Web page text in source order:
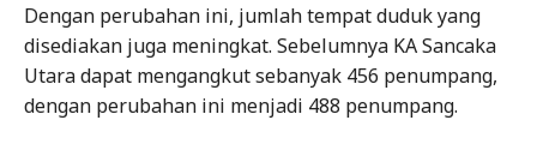
Dengan perubahan ini, jumlah tempat duduk yang
disediakan juga meningkat. Sebelumnya KA Sancaka
Utara dapat mengangkut sebanyak 456 penumpang,
dengan perubahan ini menjadi 488 penumpang.